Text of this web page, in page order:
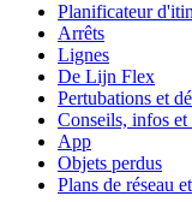
Planificateur
Arrêts
Lignes
De Lijn Flex
Pertubations et
Conseils, infos et
App
Objets perdus
Plans de réseau